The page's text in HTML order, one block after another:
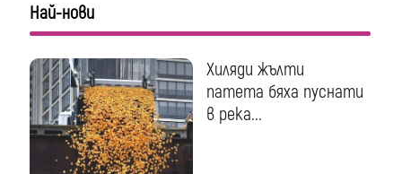
Най-нови
Хиляди жълти
патета бяха пуснати
в река...